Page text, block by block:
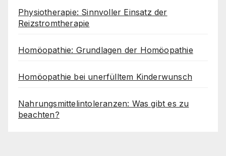
Physiotherapie: Sinnvoller Einsatz der
Reizstromtherapie
Homöopathie: Grundlagen der Homöopathie
Homöopathie bei unerfülltem Kinderwunsch
Nahrungsmittelintoleranzen: Was gibt es zu
beachten?